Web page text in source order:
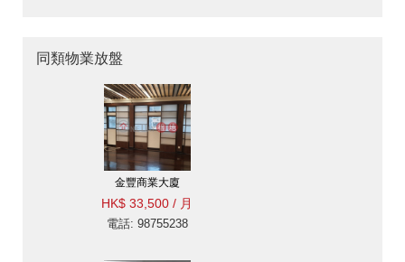
同類物業放盤
金豐商業大廈
HK$ 33,500 / 月
電話: 98755238